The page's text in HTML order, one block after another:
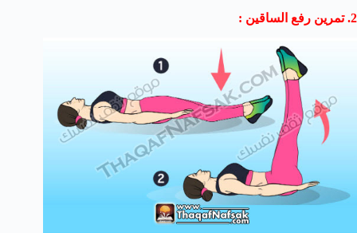
2. تمرين رفع الساقين :